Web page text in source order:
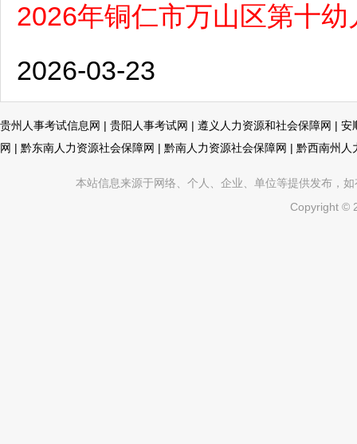
2026年铜仁市万山区第十
2026-03-23
贵州人事考试信息网 | 贵阳人事考试网 | 遵义人力资源和社会保障网 | 安
网 | 黔东南人力资源社会保障网 | 黔南人力资源社会保障网 | 黔西南州人
本站信息来源于网络、个人、企业、单位等提供发布，
Copyright ©